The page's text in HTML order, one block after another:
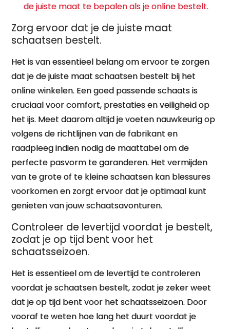
de juiste maat te bepalen als je online bestelt.
Zorg ervoor dat je de juiste maat
schaatsen bestelt.
Het is van essentieel belang om ervoor te zorgen
dat je de juiste maat schaatsen bestelt bij het
online winkelen. Een goed passende schaats is
cruciaal voor comfort, prestaties en veiligheid op
het ijs. Meet daarom altijd je voeten nauwkeurig op
volgens de richtlijnen van de fabrikant en
raadpleeg indien nodig de maattabel om de
perfecte pasvorm te garanderen. Het vermijden
van te grote of te kleine schaatsen kan blessures
voorkomen en zorgt ervoor dat je optimaal kunt
genieten van jouw schaatsavonturen.
Controleer de levertijd voordat je bestelt,
zodat je op tijd bent voor het
schaatsseizoen.
Het is essentieel om de levertijd te controleren
voordat je schaatsen bestelt, zodat je zeker weet
dat je op tijd bent voor het schaatsseizoen. Door
vooraf te weten hoe lang het duurt voordat je